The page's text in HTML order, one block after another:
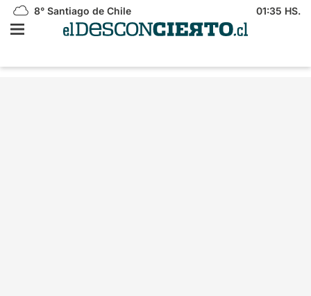
8° Santiago de Chile 01:35 HS.